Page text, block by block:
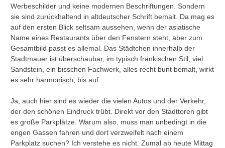
Werbeschilder und keine modernen Beschriftungen. Sondern
sie sind zurückhaltend in altdeutscher Schrift bemalt. Da mag es
auf den ersten Blick seltsam aussehen, wenn der asiatische
Name eines Restaurants über den Fenstern steht, aber zum
Gesamtbild passt es allemal. Das Städtchen innerhalb der
Stadtmauer ist überschaubar, im typisch fränkischen Stil, viel
Sandstein, ein bisschen Fachwerk, alles recht bunt bemalt, wirkt
es sehr harmonisch, bis auf …
Ja, auch hier sind es wieder die vielen Autos und der Verkehr,
der den schönen Eindruck trübt. Direkt vor den Stadttoren gibt
es große Parkplätze. Warum also, muss man unbedingt in die
engen Gassen fahren und dort verzweifelt nach einem
Parkplatz suchen? Ich verstehe es nicht. Zumal ab heute Mittag